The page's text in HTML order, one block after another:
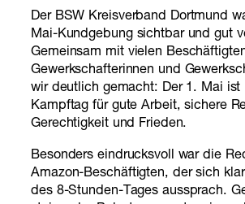
Der BSW Kreisverband Dortmund
Mai-Kundgebung sichtbar und gut
Gemeinsam mit vielen
Gewerkschafterinnen und
wir deutlich gemacht: Der 1. Mai
Kampftag für gute Arbeit, sichere
Gerechtigkeit und Frieden.
Besonders eindrucksvoll war die
Amazon-Beschäftigten, der sich
des 8-Stunden-Tages aussprach.